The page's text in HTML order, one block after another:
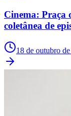
Cinema: Praça
coletânea de
18 de outubro